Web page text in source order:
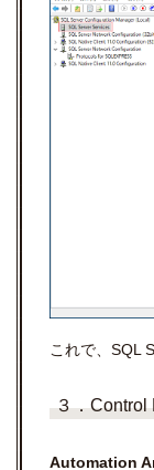
これで、SQL
３．Control
Automation